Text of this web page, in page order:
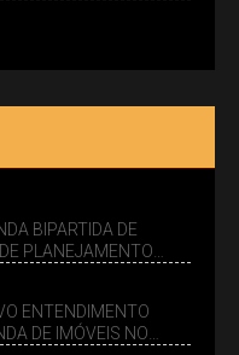
BIPARTIDA DE
PLANEJAMENTO
ENTENDIMENTO
DE IMÓVEIS NO